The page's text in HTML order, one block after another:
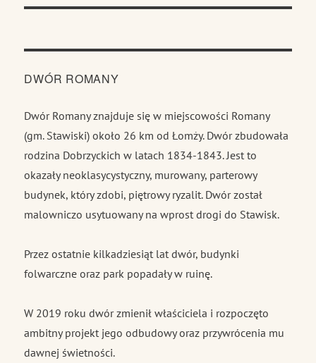
DWÓR ROMANY
Dwór Romany znajduje się w miejscowości Romany
(gm. Stawiski) około 26 km od Łomży. Dwór zbudowała
rodzina Dobrzyckich w latach 1834-1843. Jest to
okazały neoklasycystyczny, murowany, parterowy
budynek, który zdobi, piętrowy ryzalit. Dwór został
malowniczo usytuowany na wprost drogi do Stawisk.
Przez ostatnie kilkadziesiąt lat dwór, budynki
folwarczne oraz park popadały w ruinę.
W 2019 roku dwór zmienił właściciela i rozpoczęto
ambitny projekt jego odbudowy oraz przywrócenia mu
dawnej świetności.